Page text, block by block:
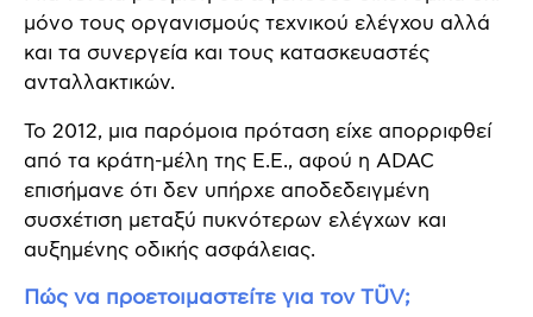
μόνο τους οργανισμούς τεχνικού ελέγχου αλλά
και τα συνεργεία και τους κατασκευαστές
ανταλλακτικών.
Το 2012, μια παρόμοια πρόταση είχε απορριφθεί
από τα κράτη-μέλη της Ε.Ε., αφού η ADAC
επισήμανε ότι δεν υπήρχε αποδεδειγμένη
συσχέτιση μεταξύ πυκνότερων ελέγχων και
αυξημένης οδικής ασφάλειας.
Πώς να προετοιμαστείτε για τον TÜV;